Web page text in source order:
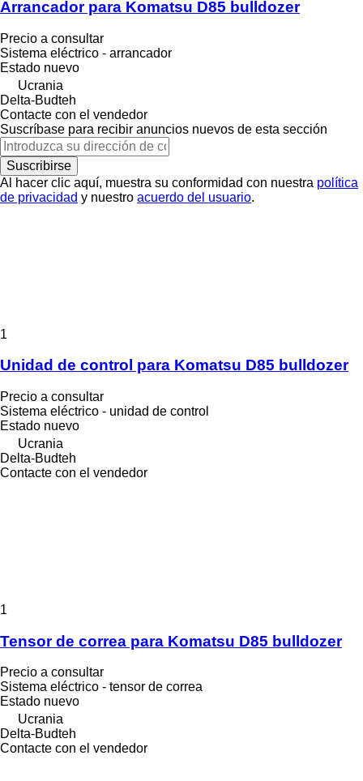
Arrancador para Komatsu D85 bulldozer
Precio a consultar
Sistema eléctrico - arrancador
Estado nuevo
Ucrania
Delta-Budteh
Contacte con el vendedor
Suscríbase para recibir anuncios nuevos de esta sección
Suscribirse
Al hacer clic aquí, muestra su conformidad con nuestra política
de privacidad y nuestro acuerdo del usuario.
1
Unidad de control para Komatsu D85 bulldozer
Precio a consultar
Sistema eléctrico - unidad de control
Estado nuevo
Ucrania
Delta-Budteh
Contacte con el vendedor
1
Tensor de correa para Komatsu D85 bulldozer
Precio a consultar
Sistema eléctrico - tensor de correa
Estado nuevo
Ucrania
Delta-Budteh
Contacte con el vendedor